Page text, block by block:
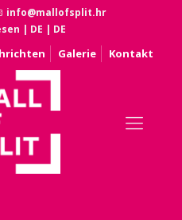
info@mallofsplit.hr
| DE | DE
Galerie Kontakt